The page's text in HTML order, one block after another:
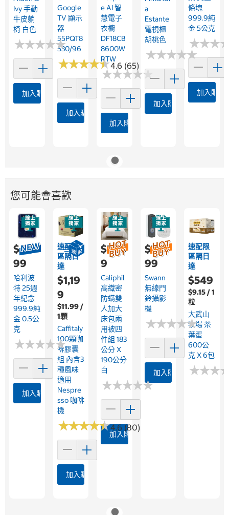
Ivy 手動
牛皮躺
椅 白色
★★★★★
★★★★★
加入購物車
Google
TV 顯示
器
55PQT8
530/96
★★★★★
★★★★★4.6 (65)
加入購物車
E AI 智
慧電子
衣櫥
DF18CB
8600W
RTW
★★★★★
★★★★★
加入購物車
A
Estante
電視櫃
胡桃色
★★★★★
★★★★★
加入購物車
條塊
999.9純
金 5公克
★★★
★★★
加入購物
您可能會喜歡
$4,0
99
哈利波
特 25週
年紀念
999.9純
金 0.5公
克
★★★★★
★★★★★
加入購物車
速配限
區隔日
達
$1,19
9
$11.99 /
1顆
Caffitaly
100顆咖
啡膠囊
組 內含3
種風味
適用
Nespre
Sso 咖啡
機
★★★★★
★★★★★4.6 (80)
加入購物車
$5,39
9
Caliphil
高織密
防螨雙
人加大
床包兩
用被四
件組 183
公分 X
190公分
白
★★★★★
★★★★★
加入購物車
$2,9
99
Swann
無線門
鈴攝影
機
★★★★★
★★★★★
加入購物車
速配限
區隔日
達
$549
$9.15 / 1
粒
大武山
牧場 茶
葉蛋
600公
克 X 6包
★★★
★★★